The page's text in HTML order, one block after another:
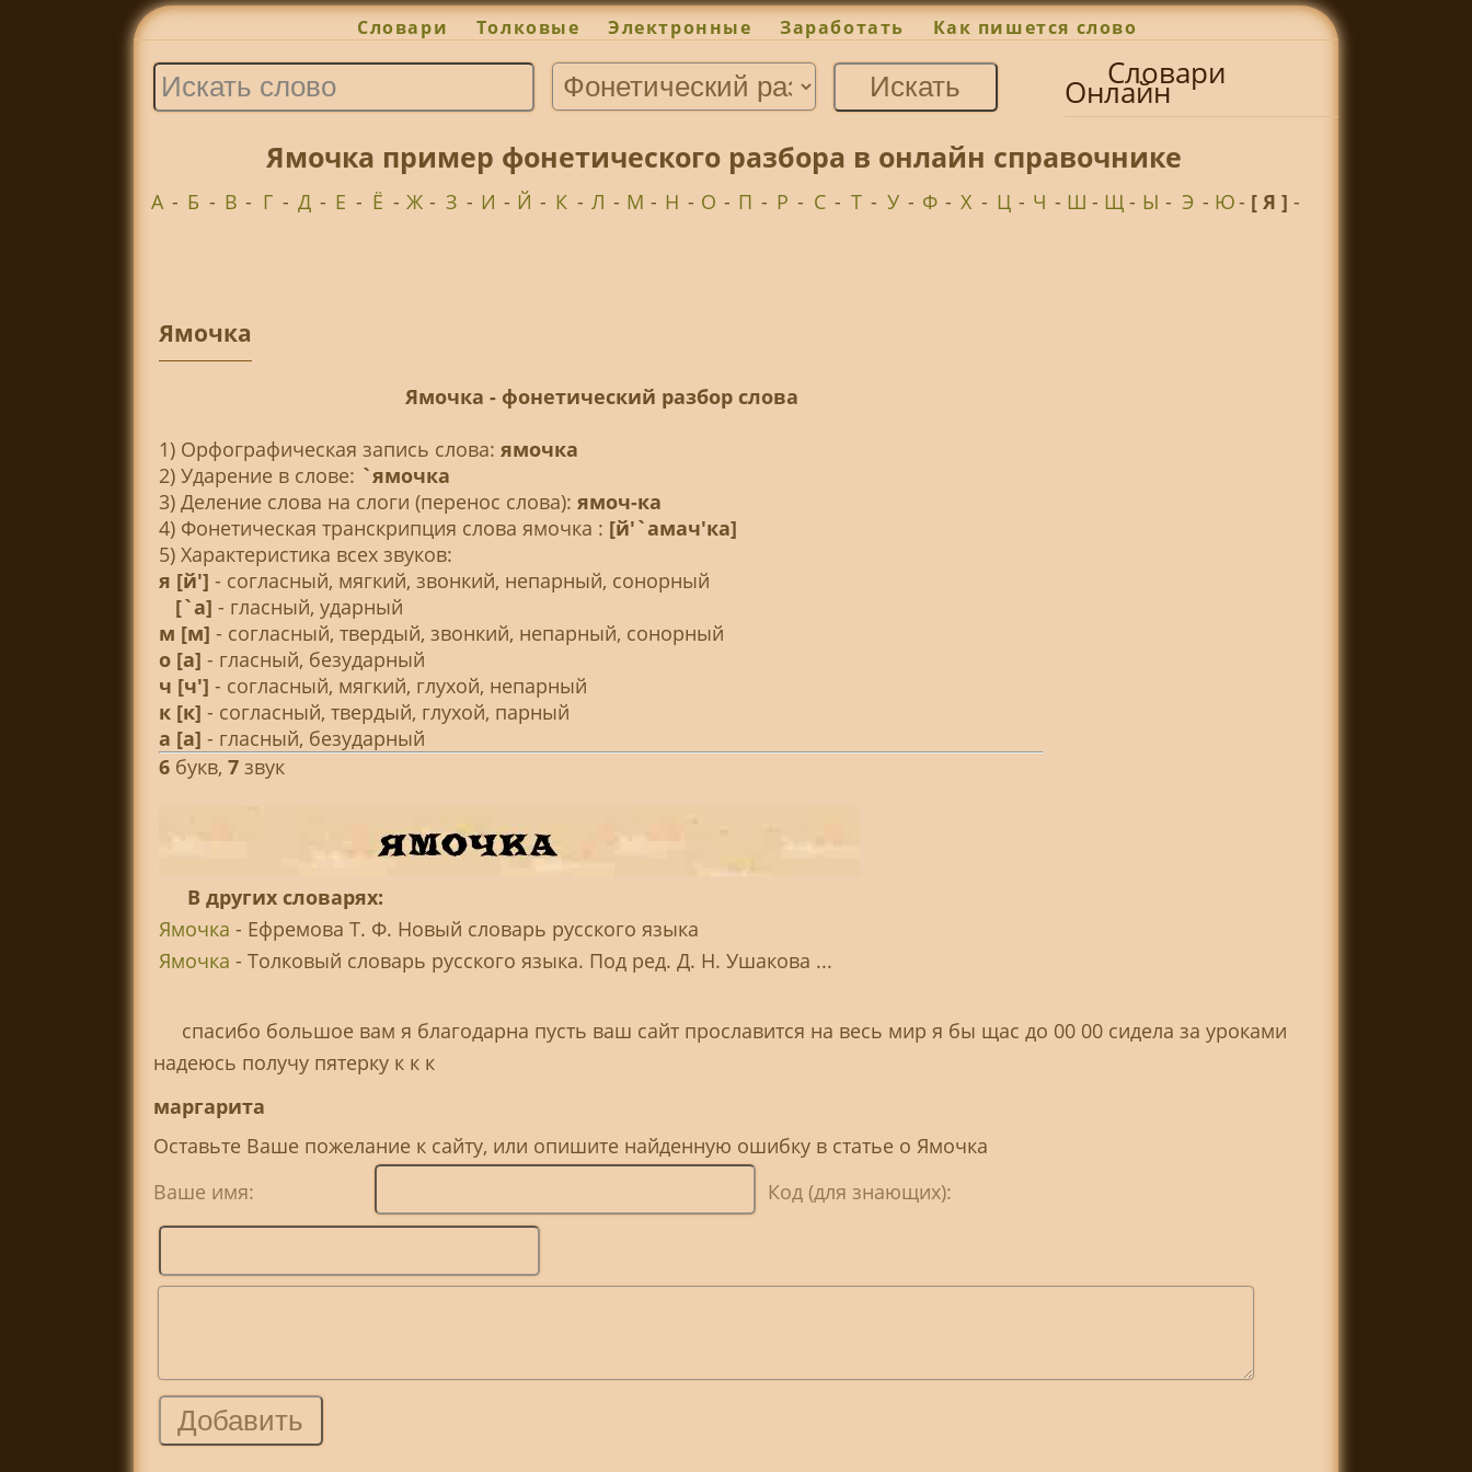
Словари Толковые Электронные Заработать Как пишется слово
Словари
Онлайн
Ямочка пример фонетического разбора в онлайн справочнике
А - Б - В - Г - Д - Е - Ё - Ж - З - И - Й - К - Л - М - Н - О - П - Р - С - Т - У - Ф - Х - Ц - Ч - Ш - Щ- Ы - Э - Ю- [ Я ]-
Ямочка
Ямочка - фонетический разбор слова
1) Орфографическая запись слова: ямочка
2) Ударение в слове: `ямочка
3) Деление слова на слоги (перенос слова): ямоч-ка
4) Фонетическая транскрипция слова ямочка : [й'`амач'ка]
5) Характеристика всех звуков:
я [й'] - согласный, мягкий, звонкий, непарный, сонорный
[`а] - гласный, ударный
м [м] - согласный, твердый, звонкий, непарный, сонорный
о [а] - гласный, безударный
ч [ч'] - согласный, мягкий, глухой, непарный
к [к] - согласный, твердый, глухой, парный
а [а] - гласный, безударный
6букв, 7звук
В других словарях:
Ямочка - Ефремова Т. Ф. Новый словарь русского языка
Ямочка - Толковый словарь русского языка. Под ред. Д. Н. Ушакова ...
спасибо большое вам я благодарна пусть ваш сайт прославится на весь мир я бы щас до 00 00 сидела за уроками
надеюсь получу пятерку к к к
маргарита
Оставьте Ваше пожелание к сайту, или опишите найденную ошибку в статье о Ямочка
Ваше имя:
Код (для знающих):